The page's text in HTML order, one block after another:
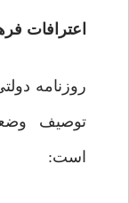
اعترافات
توصیف
است: